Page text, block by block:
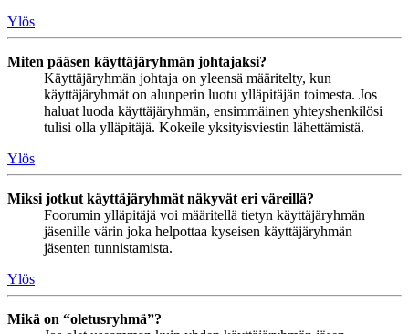
Ylös
Miten pääsen käyttäjäryhmän johtajaksi?
Käyttäjäryhmän johtaja on yleensä määritelty, kun
käyttäjäryhmät on alunperin luotu ylläpitäjän toimesta. Jos
haluat luoda käyttäjäryhmän, ensimmäinen yhteyshenkilösi
tulisi olla ylläpitäjä. Kokeile yksityisviestin lähettämistä.
Ylös
Miksi jotkut käyttäjäryhmät näkyvät eri väreillä?
Foorumin ylläpitäjä voi määritellä tietyn käyttäjäryhmän
jäsenille värin joka helpottaa kyseisen käyttäjäryhmän
jäsenten tunnistamista.
Ylös
Mikä on “oletusryhmä”?